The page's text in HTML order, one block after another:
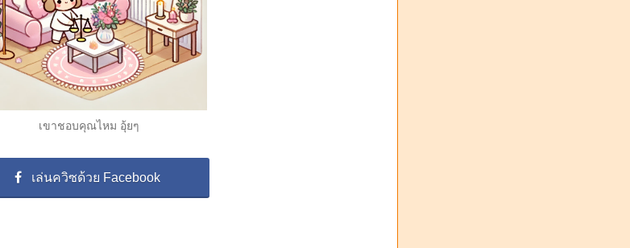
เขาชอบคุณไหม อุ้ยๆ
เล่นควิซด้วย Facebook